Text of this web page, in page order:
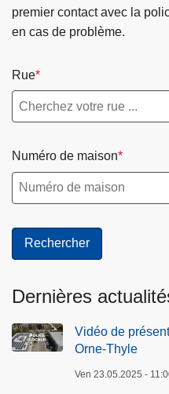
premier contact avec la
en cas de problème.
Rue
Numéro de maison
Dernières
Vidéo de
Orne-Thyle
Ven 23.05.2025 -